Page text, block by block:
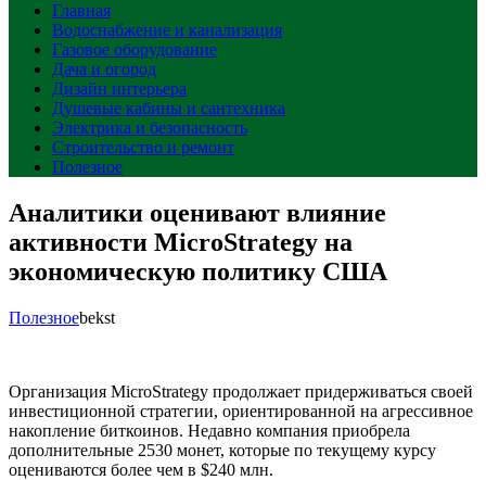
Главная
Водоснабжение и канализация
Газовое оборудование
Дача и огород
Дизайн интерьера
Душевые кабины и сантехника
Электрика и безопасность
Строительство и ремонт
Полезное
Аналитики оценивают влияние
активности MicroStrategy на
экономическую политику США
Полезноеbekst
Организация MicroStrategy продолжает придерживаться своей
инвестиционной стратегии, ориентированной на агрессивное
накопление биткоинов. Недавно компания приобрела
дополнительные 2530 монет, которые по текущему курсу
оцениваются более чем в $240 млн.